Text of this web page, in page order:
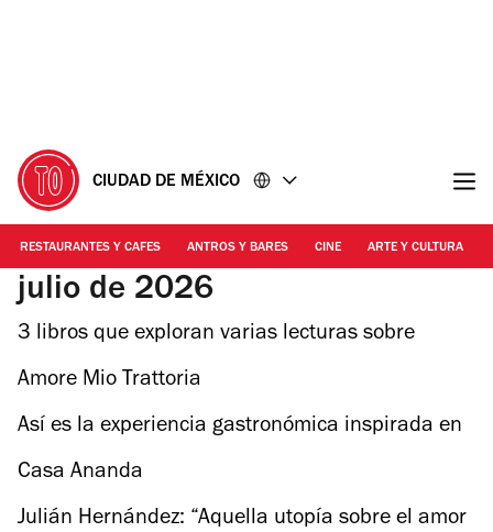
CIUDAD DE MÉXICO
RESTAURANTES Y CAFES ANTROS Y BARES CINE ARTE Y CULTURA
julio de 2026
3 libros que exploran varias lecturas sobre
Acapulco
Amore Mio Trattoria
Así es la experiencia gastronómica inspirada en
Harry Potter
Casa Ananda
Julián Hernández: “Aquella utopía sobre el amor